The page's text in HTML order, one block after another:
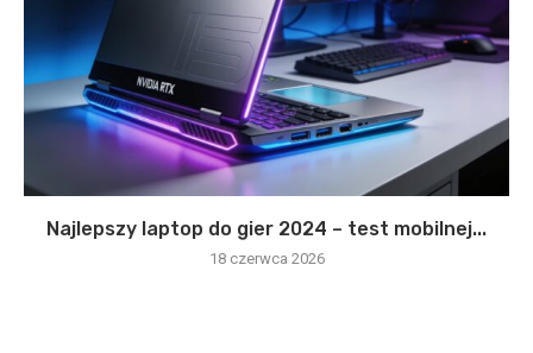
Najlepszy laptop do gier 2024 – test mobilnej...
18 czerwca 2026